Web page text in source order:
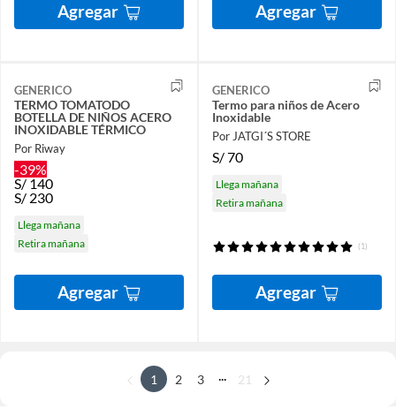
Agregar Agregar
GENERICO
TERMO TOMATODO
BOTELLA DE NIÑOS ACERO
INOXIDABLE TÉRMICO
Por Riway
-39%
S/ 140
S/ 230
Llega mañana
Retira mañana
Agregar
GENERICO
Termo para niños de Acero
Inoxidable
Por JATGI´S STORE
S/70
Llega mañana
Retira mañana
(1)
Agregar
1 2 3 ... 21